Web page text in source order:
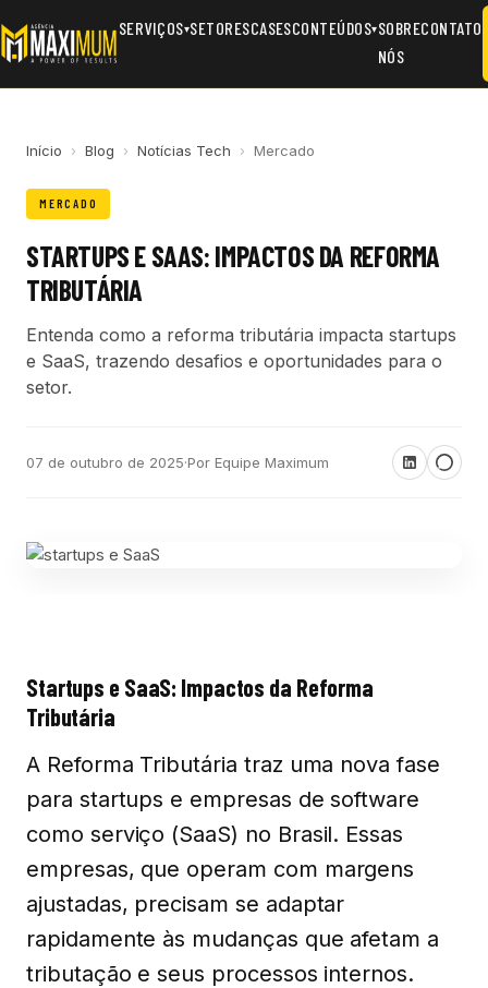
SERVIÇOS▾SETORESCASESCONTEÚDOS▾SOBRE
NÓS
CONTATO
Início › Blog › Notícias Tech › Mercado
MERCADO
STARTUPS E SAAS: IMPACTOS DA REFORMA
TRIBUTÁRIA
Entenda como a reforma tributária impacta startups
e SaaS, trazendo desafios e oportunidades para o
setor.
07 de outubro de 2025·Por Equipe Maximum
Startups e SaaS: Impactos da Reforma
Tributária
A Reforma Tributária traz uma nova fase
para startups e empresas de software
como serviço (SaaS) no Brasil. Essas
empresas, que operam com margens
ajustadas, precisam se adaptar
rapidamente às mudanças que afetam a
tributação e seus processos internos.